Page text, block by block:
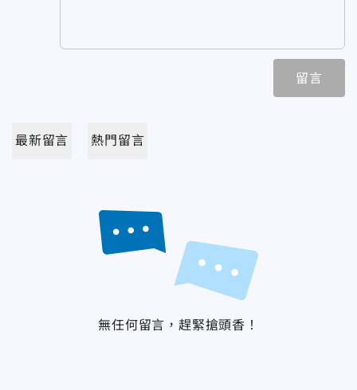
留言
最新留言 熱門留言
無任何留言，趕緊搶頭香！